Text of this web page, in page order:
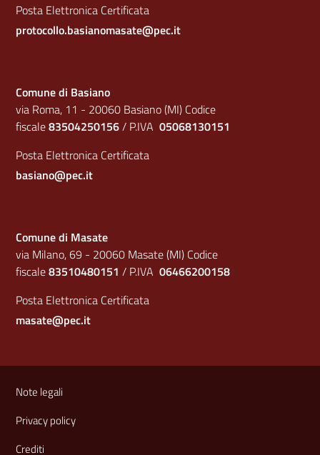
Posta Elettronica Certificata
protocollo.basianomasate@pec.it
Comune di Basiano
via Roma, 11 - 20060 Basiano (MI) Codice
fiscale83504250156/ P.IVA 05068130151
Posta Elettronica Certificata
basiano@pec.it
Comune di Masate
via Milano, 69 - 20060 Masate (MI) Codice
fiscale83510480151 / P.IVA 06466200158
Posta Elettronica Certificata
masate@pec.it
Sezione Link Utili
Note legali
Privacy policy
Crediti